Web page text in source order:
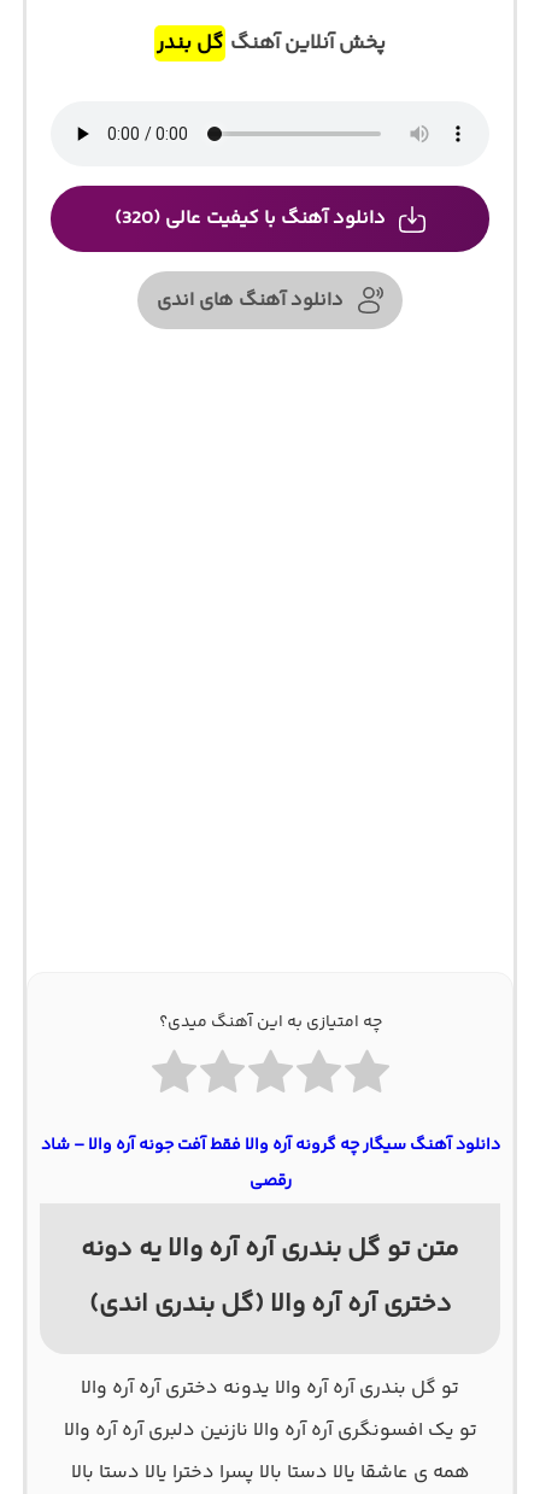
پخش آنلاین آهنگ گل بندر
دانلود آهنگ با کیفیت عالی (320)
دانلود آهنگ های اندی
چه امتیازی به این آهنگ میدی؟
دانلود آهنگ سیگار چه گرونه آره والا فقط آفت جونه آره والا – شاد
رقصی
متن تو گل بندری آره آره والا یه دونه
دختری آره آره والا (گل بندری اندی)
تو گل بندری آره آره والا یدونه دختری آره آره والا
تو یک افسونگری آره آره والا نازنین دلبری آره آره والا
همه ی عاشقا یالا دستا بالا پسرا دخترا یالا دستا بالا